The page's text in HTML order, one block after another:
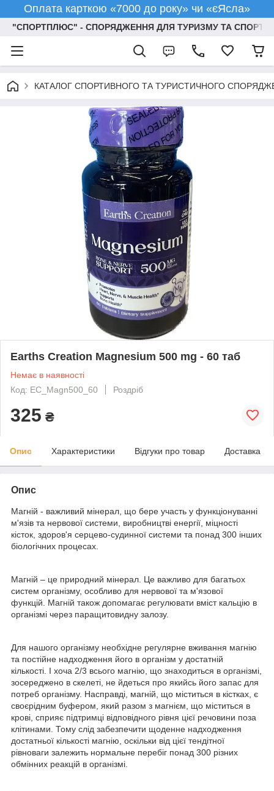
Оплата карткою «7000 до року» чи «єЯсла»
"СПОРТПЛЮС" - СПОРЯДЖЕННЯ ДЛЯ ТУРИЗМУ ТА СПОРТУ
КАТАЛОГ СПОРТИВНОГО ТА ТУРИСТИЧНОГО
Earths Creation Magnesium 500 mg - 60 таб
Немає в наявності
Код: EC_Magn500_60
Роздріб
325 ₴
Опис Характеристики Відгуки про товар Доставка
Опис
Магній - важливий мінерал, що бере участь у функціонуванні
м'язів та нервової системи, виробництві енергії, міцності
кісток, здоров'я серцево-судинної системи та понад 300 інших
біологічних процесах.
Магній – це природний мінерал. Це важливо для багатьох
систем організму, особливо для нервової та м'язової
функцій. Магній також допомагає регулювати вміст кальцію в
організмі через паращитовидну залозу.
Для нашого організму необхідне регулярне вживання магнію
та постійне надходження його в організм у достатній
кількості. І хоча 2/3 всього магнію, що знаходиться в організмі,
зосереджено в скелеті, не йдеться про якийсь його запас для
потреб організму. Насправді, магній, що міститься в кістках, є
своєрідним буфером, який разом з магнієм, що міститься в
крові, сприяє підтримці відповідного рівня цієї речовини поза
клітинами. Тому слід забезпечити щоденне надходження
достатньої кількості магнію, оскільки від цієї тендітної
рівноваги залежить нормальне перебіг понад 300 різних
обмінних реакцій в організмі.